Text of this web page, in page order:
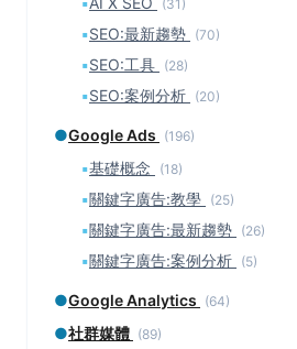
(31)
▪SEO:最新趨勢 (70)
▪SEO:工具 (28)
▪SEO:案例分析 (20)
●Google Ads (196)
▪基礎概念 (18)
▪關鍵字廣告:教學 (25)
▪關鍵字廣告:最新趨勢 (26)
▪關鍵字廣告:案例分析 (5)
●Google Analytics (64)
●社群媒體 (89)